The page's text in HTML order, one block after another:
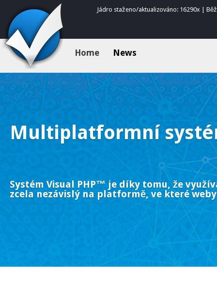
Jádro staženo/aktualizováno: 16290x |
Home News
Multiplatformní
Systém Visual PHP™ je díky tomu, že
zcela nezávislý na platformě, ve které